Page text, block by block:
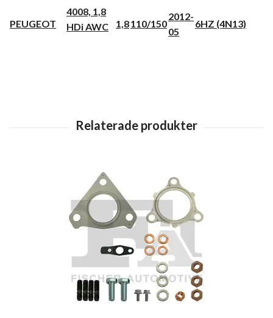
PEUGEOT
4008, 1,8
HDi AWC
1,8110/150
2012-
05
6HZ (4N13)